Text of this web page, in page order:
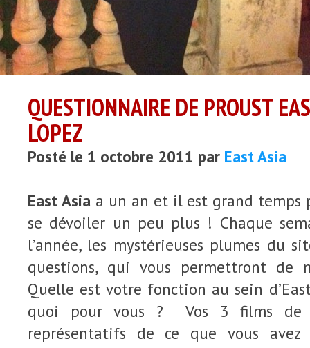
QUESTIONNAIRE DE PROUST
LOPEZ
Posté le 1 octobre 2011 par East Asia
East Asiaa un an et il est grand temps
se dévoiler un peu plus ! Chaque
l’année, les mystérieuses plumes du
questions, qui vous permettront de
Quelle est votre fonction au sein d’East
quoi pour vous ? Vos 3 films
représentatifs de ce que vous